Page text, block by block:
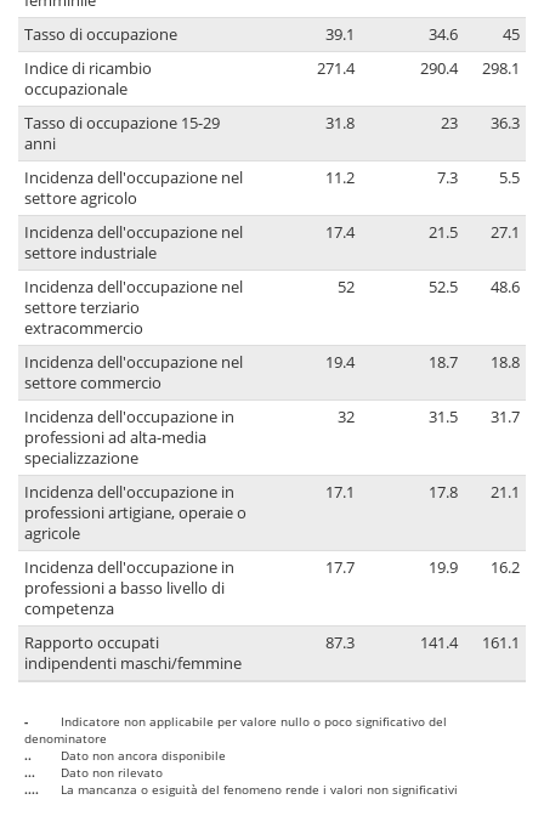
Tasso di occupazione 39.1 34.6
45
Indice di ricambio
occupazionale
271.4 290.4 298.1
Tasso di occupazione 15-29
anni
31.8 23 36.3
Incidenza dell'occupazione nel
settore agricolo
11.2 7.3 5.5
Incidenza dell'occupazione nel
settore industriale
17.4 21.5 27.1
Incidenza dell'occupazione nel
settore terziario
extracommercio
52 52.5 48.6
Incidenza dell'occupazione nel
settore commercio
19.4 18.7 18.8
Incidenza dell'occupazione in
professioni ad alta-media
specializzazione
32 31.5 31.7
Incidenza dell'occupazione in
professioni artigiane, operaie o
agricole
17.1 17.8 21.1
Incidenza dell'occupazione in
professioni a basso livello di
competenza
17.7 19.9 16.2
Rapporto occupati
indipendenti maschi/femmine
87.3 141.4 161.1
-
Indicatore non applicabile per valore nullo o poco significativo del
denominatore
..
Dato non ancora disponibile
...
Dato non rilevato
....
La mancanza o esiguità del fenomeno rende i valori non significativi